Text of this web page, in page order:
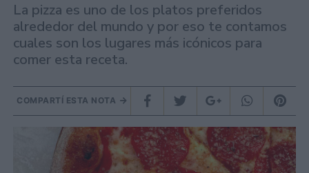
La pizza es uno de los platos preferidos
alrededor del mundo y por eso te contamos
cuales son los lugares más icónicos para
comer esta receta.
COMPARTÍ ESTA NOTA